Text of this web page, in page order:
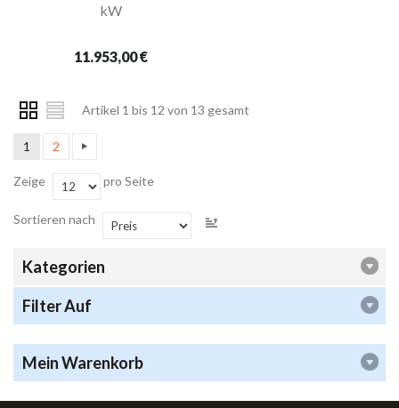
kW
11.953,00 €
Artikel 1 bis 12 von 13 gesamt
1 2
Zeige pro Seite
Sortieren nach
Kategorien
Filter Auf
Mein Warenkorb